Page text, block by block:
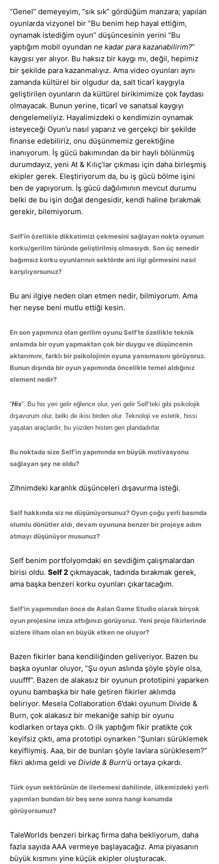
“Genel” demeyeyim, “sık sık” gördüğüm manzara; yapılan
oyunlarda vizyonel bir “Bu benim hep hayal ettiğim,
oynamak istediğim oyun” düşüncesinin yerini “Bu
yaptığım mobil oyundan ne kadar para kazanabilirim?”
kaygısı yer alıyor. Bu haksız bir kaygı mı, değil, hepimiz
bir şekilde para kazanmalıyız. Ama video oyunları aynı
zamanda kültürel bir olgudur da, salt ticarî kaygıyla
geliştirilen oyunların da kültürel birikimimize çok faydası
olmayacak. Bunun yerine, ticarî ve sanatsal kaygıyı
dengelemeliyiz. Hayalimizdeki o kendimizin oynamak
isteyeceği Oyun’u nasıl yaparız ve gerçekçi bir şekilde
finanse edebiliriz, onu düşünmemiz gerektiğine
inanıyorum. İş gücü bakımından da bir hayli bölünmüş
durumdayız, yeni At & Kılıç’lar çıkması için daha birleşmiş
ekipler gerek. Eleştiriyorum da, bu iş gücü bölme işini
ben de yapıyorum. İş gücü dağılımının mevcut durumu
belki de bu işin doğal dengesidir, kendi haline bırakmak
gerekir, bilemiyorum.
Self’in özellikle dikkatimizi çekmesini sağlayan nokta oyunun
korku/gerilim türünde geliştirilmiş olmasıydı. Son üç senedir
bağımsız korku oyunlarının sektörde ani ilgi görmesini nasıl
karşılıyorsunuz?
Bu ani ilgiye neden olan etmen nedir, bilmiyorum. Ama
her neyse beni mutlu ettiği kesin.
En son yapımınız olan gerilim oyunu Self’te özellikle teknik
anlamda bir oyun yapmaktan çok bir duygu ve düşüncenin
aktarımını, farklı bir psikolojinin oyuna yansımasını görüyoruz.
Bunun dışında bir oyun yapımında öncelikle temel aldığınız
element nedir?
“His“. Bu his yeri gelir eğlence olur, yeri gelir Self’teki gibi psikolojik
dışavurum olur, belki de ikisi birden olur. Teknoloji ve estetik, hissi
yaşatan araçlardır, bu yüzden histen geri plandadırlar.
Bu noktada size Self’in yapımında en büyük motivasyonu
sağlayan şey ne oldu?
Zihnimdeki karanlık düşünceleri dışavurma isteği.
Self hakkında siz ne düşünüyorsunuz? Oyun çoğu yerli basında
olumlu dönütler aldı, devam oyununa benzer bir projeye adım
atmayı düşünüyor musunuz?
Self benim portfolyomdaki en sevdiğim çalışmalardan
birisi oldu. Self 2 çıkmayacak, tadında bırakmak gerek,
ama başka benzeri korku oyunları çıkartacağım.
Self’in yapımından önce de Aslan Game Studio olarak birçok
oyun projesine imza attığınızı görüyoruz. Yeni proje fikirlerinde
sizlere ilham olan en büyük etken ne oluyor?
Bazen fikirler bana kendiliğinden geliveriyor. Bazen bu
başka oyunlar oluyor, “Şu oyun aslında şöyle şöyle olsa,
uuufff”. Bazen de alakasız bir oyunun prototipini yaparken
oyunu bambaşka bir hale getiren fikirler aklımda
beliriyor. Mesela Collaboration 6’daki oyunum Divide &
Burn, çok alakasız bir mekaniğe sahip bir oyunu
kodlarken ortaya çıktı. O ilk yaptığım fikir pratikte çok
keyifsiz çıktı, ama prototipi oynarken “Şunları sürüklemek
keyifliymiş. Aaa, bir de bunları şöyle lavlara sürüklesem?”
fikri aklıma geldi ve Divide & Burn‘ü ortaya çıkardı.
Türk oyun sektörünün de ilerlemesi dahilinde, ülkemizdeki yerli
yapımları bundan bir beş sene sonra hangi konumda
görüyorsunuz?
TaleWorlds benzeri birkaç firma daha bekliyorum, daha
fazla sayıda AAA vermeye başlayacağız. Ama piyasanın
büyük kısmını yine küçük ekipler oluşturacak.